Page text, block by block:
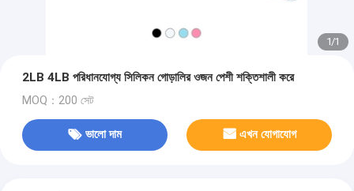
1/1
2LB 4LB পরিধানযোগ্য সিলিকন গোড়ালির ওজন পেশী শক্তিশালী করে
MOQ：200 সেট
ভালো দাম এখন যোগাযোগ